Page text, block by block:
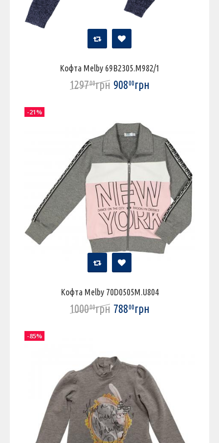
Кофта Melby 69B2305.M982/1
129700грн 90800грн
Кофта Melby 70D0505M.U804
100000грн 78800грн
-21%
-85%